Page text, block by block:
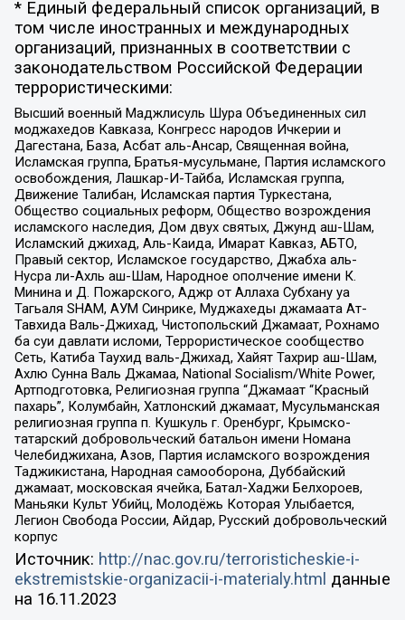
* Единый федеральный список организаций, в
том числе иностранных и международных
организаций, признанных в соответствии с
законодательством Российской Федерации
террористическими:
Высший военный Маджлисуль Шура Объединенных сил
моджахедов Кавказа, Конгресс народов Ичкерии и
Дагестана, База, Асбат аль-Ансар, Священная война,
Исламская группа, Братья-мусульмане, Партия исламского
освобождения, Лашкар-И-Тайба, Исламская группа,
Движение Талибан, Исламская партия Туркестана,
Общество социальных реформ, Общество возрождения
исламского наследия, Дом двух святых, Джунд аш-Шам,
Исламский джихад, Аль-Каида, Имарат Кавказ, АБТО,
Правый сектор, Исламское государство, Джабха аль-
Нусра ли-Ахль аш-Шам, Народное ополчение имени К.
Минина и Д. Пожарского, Аджр от Аллаха Субхану уа
Тагьаля SHAM, АУМ Синрике, Муджахеды джамаата Ат-
Тавхида Валь-Джихад, Чистопольский Джамаат, Рохнамо
ба суи давлати исломи, Террористическое сообщество
Сеть, Катиба Таухид валь-Джихад, Хайят Тахрир аш-Шам,
Ахлю Сунна Валь Джамаа, National Socialism/White Power,
Артподготовка, Религиозная группа “Джамаат “Красный
пахарь”, Колумбайн, Хатлонский джамаат, Мусульманская
религиозная группа п. Кушкуль г. Оренбург, Крымско-
татарский добровольческий батальон имени Номана
Челебиджихана, Азов, Партия исламского возрождения
Таджикистана, Народная самооборона, Дуббайский
джамаат, московская ячейка, Батал-Хаджи Белхороев,
Маньяки Культ Убийц, Молодёжь Которая Улыбается,
Легион Свобода России, Айдар, Русский добровольческий
корпус
Источник: http://nac.gov.ru/terroristicheskie-i-
ekstremistskie-organizacii-i-materialy.html данные
на 16.11.2023